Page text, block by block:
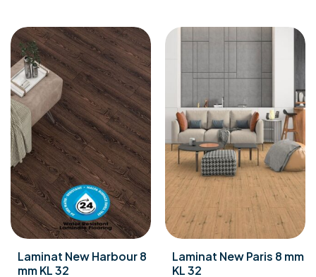
Laminat New Harbour 8
mm KL 32
Laminat New Paris 8 mm
KL 32